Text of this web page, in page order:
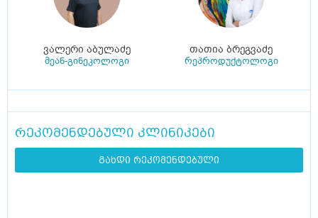
ვალერი აბულაძე
მეან-გინეკოლოგი
თათია ბრეგვაძე
რეპროდუქტოლოგი
რეკომენდებული კლინიკები
გახდი რეკომენდებული